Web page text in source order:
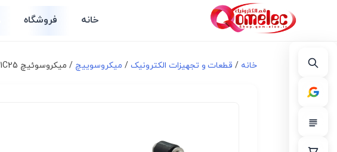
خانه فروشگاه
خانه / قطعات و تجهیزات الکترونیک / میکروسوییچ / میکروسوئیچ V-156-1C25